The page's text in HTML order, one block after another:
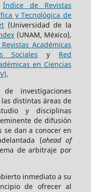
Índice de Revistas
y Tecnológica de
(Universidad de la
(UNAM, México),
Académicas
Sociales y Red
en Ciencias
.
investigaciones
distintas áreas de
y disciplinas
de difusión
se dan a conocer en
(ahead of
de arbitraje por
inmediato a su
de ofrecer al